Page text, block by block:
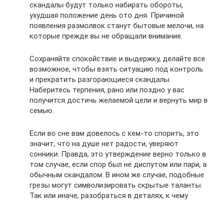
скандалы будут только набирать обороты,
ухудшая положение день ото дня. Причиной
появления размолвок станут бытовые мелочи, на
которые прежде вы не обращали внимание.
Сохраняйте спокойствие и выдержку, делайте все
возможное, чтобы взять ситуацию под контроль
и прекратить разгорающиеся скандалы.
Наберитесь терпения, рано или поздно у вас
получится достичь желаемой цели и вернуть мир в
семью.
Если во сне вам довелось с кем-то спорить, это
значит, что на душе нет радости, уверяют
сонники. Правда, это утверждение верно только в
том случае, если спор был не диспутом или пари, а
обычным скандалом. В ином же случае, подобные
грезы могут символизировать скрытые таланты.
Так или иначе, разобраться в деталях, к чему